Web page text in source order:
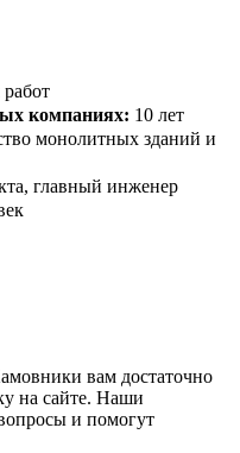
компаниях: 10 лет
монолитных зданий и
главный инженер
вам достаточно
на сайте. Наши
и помогут